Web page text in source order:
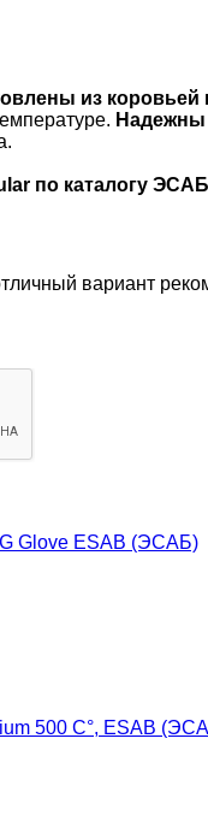
из коровьей
Надежны
по каталогу
вариант
Glove ESAB (ЭСАБ)
500 С°, ESAB